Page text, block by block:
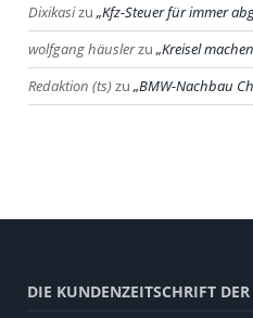
Dixikasizu Kfz-Steuer für immer
wolfgang häuslerzu Kreisel
Redaktion (ts) zu BMW-Nachbau
DIE KUNDENZEITSCHRIFT